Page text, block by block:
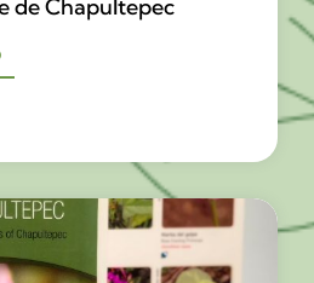
de Chapultepec